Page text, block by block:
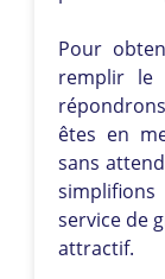
Pour
remplir le
êtes en
sans
service de
attractif.